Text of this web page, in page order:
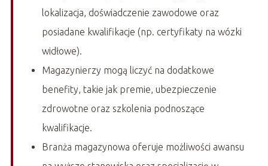
lokalizacja, doświadczenie zawodowe oraz
posiadane kwalifikacje (np. certyfikaty na wózki
widłowe).
Magazynierzy mogą liczyć na dodatkowe
benefity, takie jak premie, ubezpieczenie
zdrowotne oraz szkolenia podnoszące
kwalifikacje.
Branża magazynowa oferuje możliwości awansu